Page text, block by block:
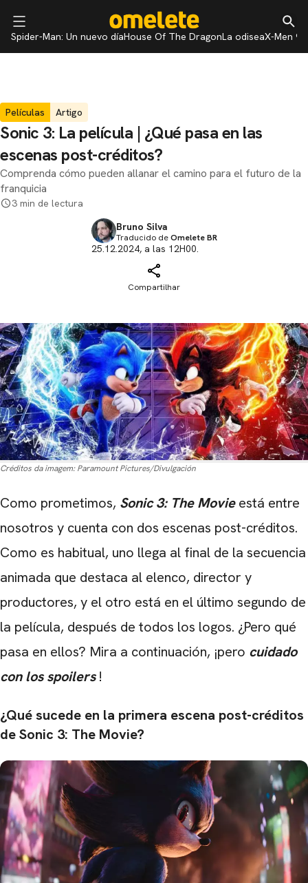
Spider-Man: Un nuevo díaHouse Of The DragonLa odiseaX-Men 97
Películas Artigo
Sonic 3: La película | ¿Qué pasa en las
escenas post-créditos?
Comprenda cómo pueden allanar el camino para el futuro de la
franquicia
3 min de lectura
Bruno Silva
Traducido deOmelete BR
25.12.2024, a las 12H00.
Compartilhar
Créditos da imagem: Paramount Pictures/Divulgación
Como prometimos, Sonic 3: The Movieestá entre
nosotros y cuenta con dos escenas post-créditos.
Como es habitual, uno llega al final de la secuencia
animada que destaca al elenco, director y
productores, y el otro está en el último segundo de
la película, después de todos los logos. ¿Pero qué
pasa en ellos? Mira a continuación, ¡pero cuidado
con los spoilers!
¿Qué sucede en la primera escena post-créditos
de Sonic 3: The Movie?